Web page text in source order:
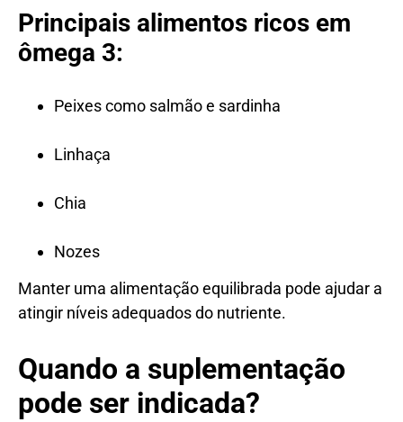
Principais alimentos ricos em
ômega 3:
Peixes como salmão e sardinha
Linhaça
Chia
Nozes
Manter uma alimentação equilibrada pode ajudar a
atingir níveis adequados do nutriente.
Quando a suplementação
pode ser indicada?